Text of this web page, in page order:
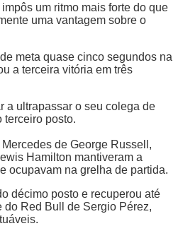
um ritmo mais forte do que
uma vantagem sobre o
meta quase cinco segundos na
a terceira vitória em três
a ultrapassar o seu colega de
terceiro posto.
de George Russell,
Hamilton mantiveram a
ocupavam na grelha de partida.
décimo posto e recuperou até
do Red Bull de Sergio Pérez,